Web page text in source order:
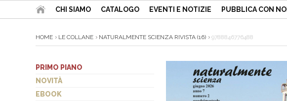
CHI SIAMO CATALOGO EVENTI E NOTIZIE PUBBLICA CON NOI
HOME LE COLLANE NATURALMENTE SCIENZA RIVISTA (16) 9788846776488
PRIMO PIANO
NOVITÀ
EBOOK